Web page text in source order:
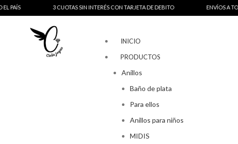
3 CUOTAS SIN INTERÉS CON TARJETA DE DEBITO ENVÍOS A TODO EL PAÍS
INICIO
PRODUCTOS
Anillos
Baño de plata
Para ellos
Anillos para niños
MIDIS